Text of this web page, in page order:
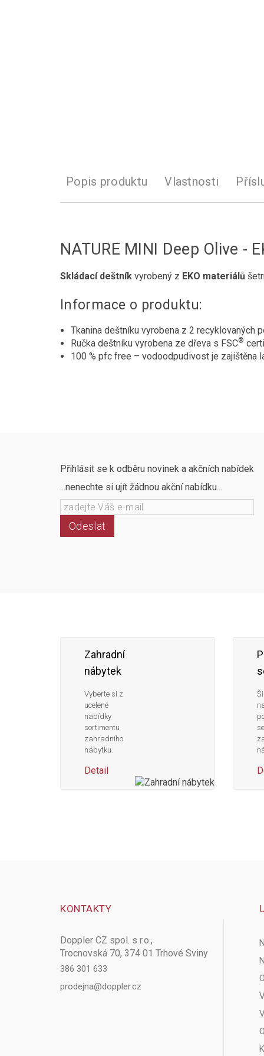
Popis produktu Vlastnosti
NATURE MINI Deep Olive -
Skládací deštník vyrobený z EKO materiálů
Informace o produktu:
Tkanina deštníku vyrobena z 2 recyklovaných
Ručka deštníku vyrobena ze dřeva s FSC®
100 % pfc free – vodoodpudivost je zajištěna
Přihlásit se k odběru novinek a akčních nabídek
...nenechte si ujít žádnou akční nabídku...
Odeslat
Zahradní
nábytek
Vyberte si z
ucelené
nabídky
sortimentu
zahradního
nábytku.
Detail
KONTAKTY
Doppler CZ spol. s r.o.,
Trocnovská 70, 374 01 Trhové Sviny
386 301 633
prodejna@doppler.cz